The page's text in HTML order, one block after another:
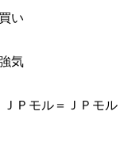
い
強気
Ｐモル＝ＪＰモル